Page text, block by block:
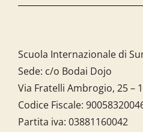
Scuola Internazionale di
Sede: c/o Bodai Dojo
Via Fratelli Ambrogio, 25 –
Codice Fiscale:
Partita iva: 03881160042